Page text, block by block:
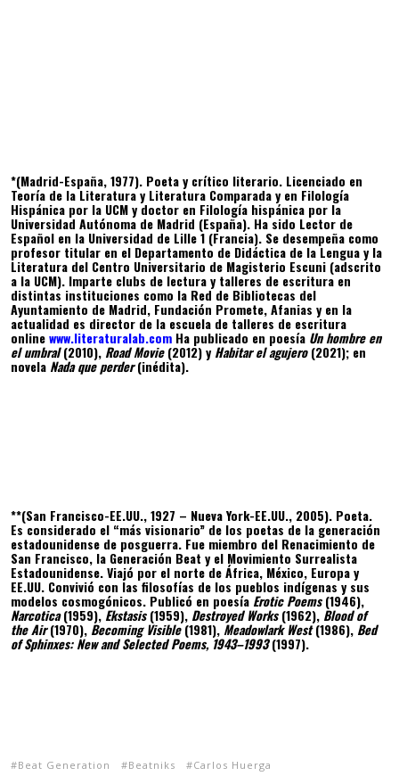
*(Madrid-España, 1977). Poeta y crítico literario. Licenciado en
Teoría de la Literatura y Literatura Comparada y en Filología
Hispánica por la UCM y doctor en Filología hispánica por la
Universidad Autónoma de Madrid (España). Ha sido Lector de
Español en la Universidad de Lille 1 (Francia). Se desempeña como
profesor titular en el Departamento de Didáctica de la Lengua y la
Literatura del Centro Universitario de Magisterio Escuni (adscrito
a la UCM). Imparte clubs de lectura y talleres de escritura en
distintas instituciones como la Red de Bibliotecas del
Ayuntamiento de Madrid, Fundación Promete, Afanias y en la
actualidad es director de la escuela de talleres de escritura
onlinewww.literaturalab.com Ha publicado en poesía Un hombre en
el umbral(2010), Road Movie(2012) y Habitar el agujero(2021); en
novela Nada que perder(inédita).
**(San Francisco-EE.UU., 1927 – Nueva York-EE.UU., 2005). Poeta.
Es considerado el “más visionario” de los poetas de la generación
estadounidense de posguerra. Fue miembro del Renacimiento de
San Francisco, la Generación Beat y el Movimiento Surrealista
Estadounidense. Viajó por el norte de África, México, Europa y
EE.UU. Convivió con las filosofías de los pueblos indígenas y sus
modelos cosmogónicos. Publicó en poesía Erotic Poems(1946),
Narcotica(1959),Ekstasis(1959), Destroyed Works(1962), Blood of
the Air(1970), Becoming Visible(1981), Meadowlark West(1986), Bed
of Sphinxes: New and Selected Poems, 1943–1993(1997).
Beat Generation Beatniks
Carlos Huerga